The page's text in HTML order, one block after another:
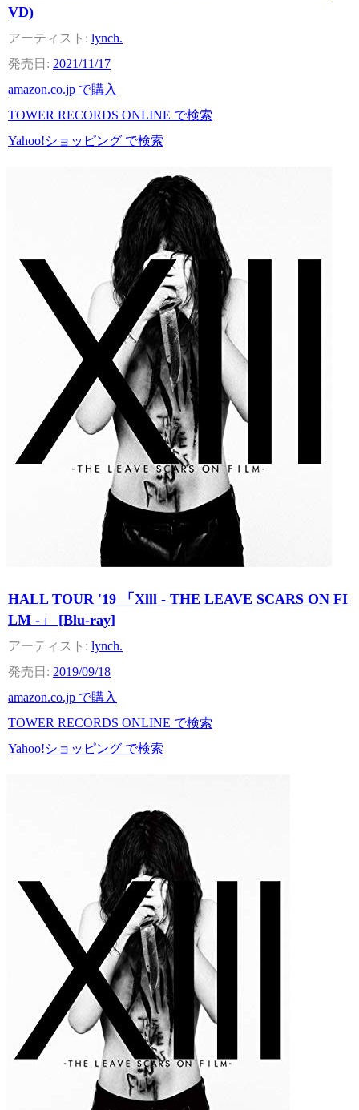
VD)
lynch.
2021/11/17
amazon.co.jp で購入
TOWER RECORDS ONLINE で検索
Yahoo!ショッピング で検索
HALL TOUR '19 「Xlll - THE LEAVE SCARS ON FI
LM -」 [Blu-ray]
lynch.
2019/09/18
amazon.co.jp で購入
TOWER RECORDS ONLINE で検索
Yahoo!ショッピング で検索